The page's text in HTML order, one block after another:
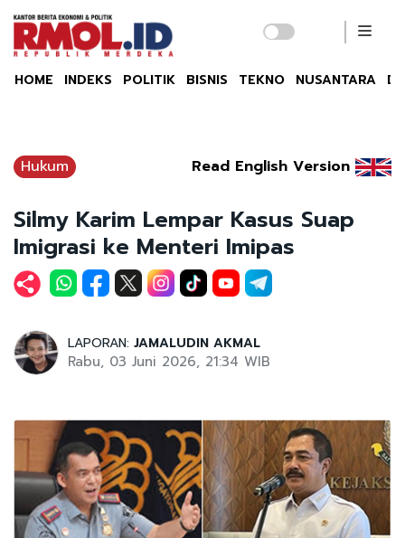
HOME INDEKS POLITIK BISNIS TEKNO NUSANTARA
Hukum Read English Version
Silmy Karim Lempar Kasus Suap
Imigrasi ke Menteri Imipas
LAPORAN: JAMALUDIN AKMAL
Rabu, 03 Juni 2026, 21:34 WIB